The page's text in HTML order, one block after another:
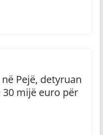
Pejë, detyruan
mijë euro për